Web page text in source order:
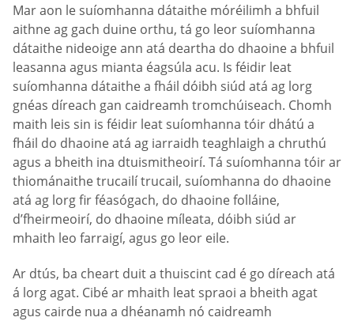
Mar aon le suíomhanna dátaithe móréilimh a bhfuil
aithne ag gach duine orthu, tá go leor suíomhanna
dátaithe nideoige ann atá deartha do dhaoine a bhfuil
leasanna agus mianta éagsúla acu. Is féidir leat
suíomhanna dátaithe a fháil dóibh siúd atá ag lorg
gnéas díreach gan caidreamh tromchúiseach. Chomh
maith leis sin is féidir leat suíomhanna tóir dhátú a
fháil do dhaoine atá ag iarraidh teaghlaigh a chruthú
agus a bheith ina dtuismitheoirí. Tá suíomhanna tóir ar
thiománaithe trucailí trucail, suíomhanna do dhaoine
atá ag lorg fir féasógach, do dhaoine folláine,
d’fheirmeoirí, do dhaoine míleata, dóibh siúd ar
mhaith leo farraigí, agus go leor eile.
Ar dtús, ba cheart duit a thuiscint cad é go díreach atá
á lorg agat. Cibé ar mhaith leat spraoi a bheith agat
agus cairde nua a dhéanamh nó caidreamh